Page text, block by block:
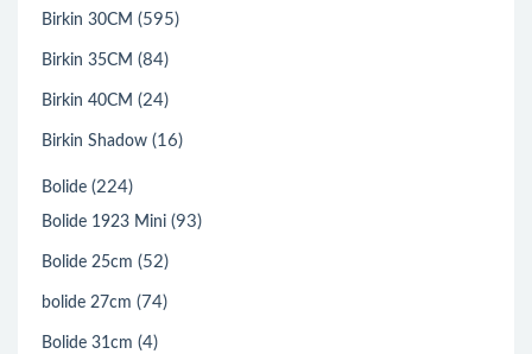
Birkin 30CM (595)
Birkin 35CM (84)
Birkin 40CM (24)
Birkin Shadow (16)
Bolide (224)
Bolide 1923 Mini (93)
Bolide 25cm (52)
bolide 27cm (74)
Bolide 31cm (4)